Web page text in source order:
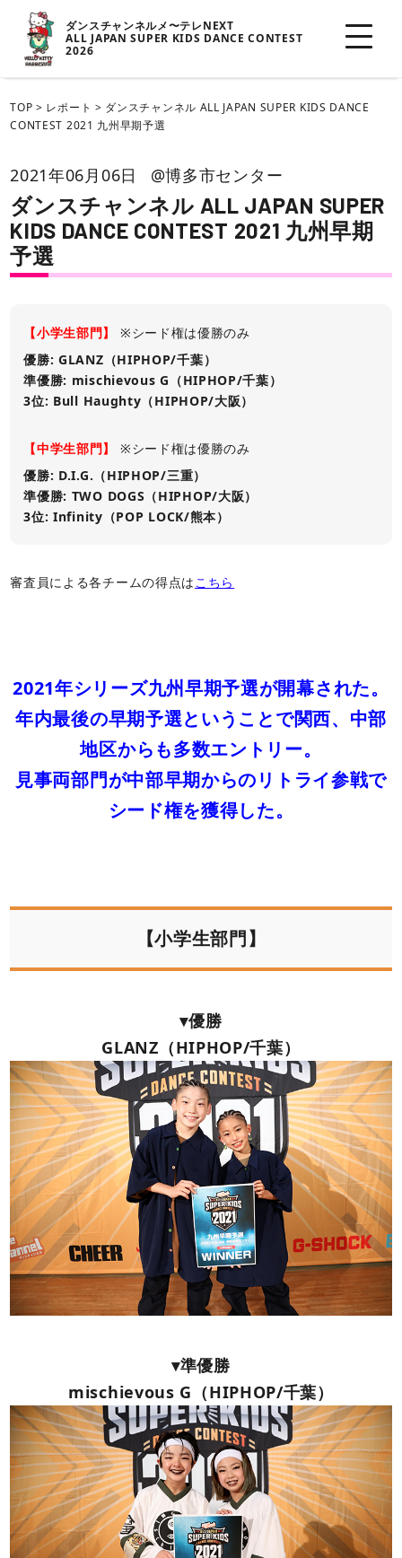
ダンスチャンネルメ〜テレNEXT
ALL JAPAN SUPER KIDS DANCE CONTEST
2026
TOP > レポート > ダンスチャンネル ALL JAPAN SUPER KIDS DANCE
CONTEST 2021 九州早期予選
2021年06月06日 @博多市センター
ダンスチャンネル ALL JAPAN SUPER
KIDS DANCE CONTEST 2021 九州早期
予選
【小学生部門】
※シード権は優勝のみ
優勝: GLANZ（HIPHOP/千葉）
準優勝: mischievous G（HIPHOP/千葉）
3位: Bull Haughty（HIPHOP/大阪）
【中学生部門】
※シード権は優勝のみ
優勝: D.I.G.（HIPHOP/三重）
準優勝: TWO DOGS（HIPHOP/大阪）
3位: Infinity（POP LOCK/熊本）
審査員による各チームの得点はこちら
2021年シリーズ九州早期予選が開幕された。
年内最後の早期予選ということで関西、中部
地区からも多数エントリー。
見事両部門が中部早期からのリトライ参戦で
シード権を獲得した。
【小学生部門】
▾優勝
GLANZ（HIPHOP/千葉）
▾準優勝
mischievous G（HIPHOP/千葉）